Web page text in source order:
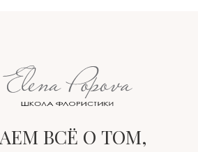
ВСЁ О ТОМ,